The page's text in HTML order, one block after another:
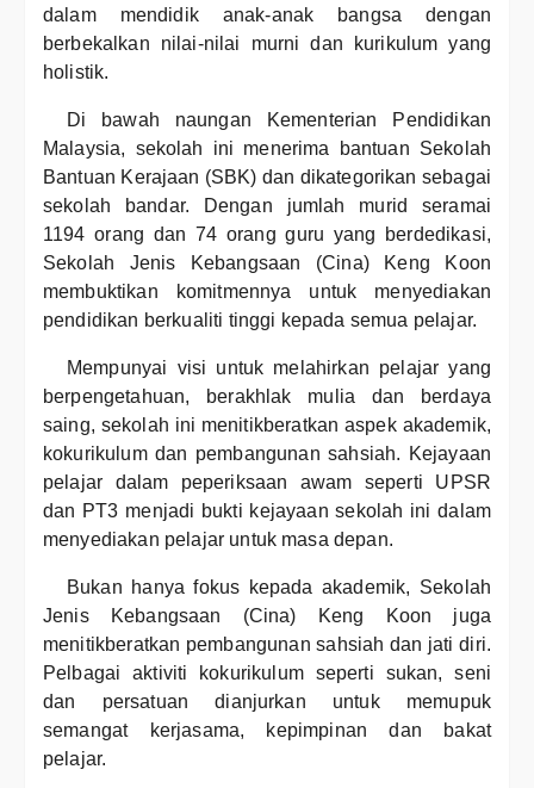
dalam mendidik anak-anak bangsa dengan
berbekalkan nilai-nilai murni dan kurikulum yang
holistik.
Di bawah naungan Kementerian Pendidikan
Malaysia, sekolah ini menerima bantuan Sekolah
Bantuan Kerajaan (SBK) dan dikategorikan sebagai
sekolah bandar. Dengan jumlah murid seramai
1194 orang dan 74 orang guru yang berdedikasi,
Sekolah Jenis Kebangsaan (Cina) Keng Koon
membuktikan komitmennya untuk menyediakan
pendidikan berkualiti tinggi kepada semua pelajar.
Mempunyai visi untuk melahirkan pelajar yang
berpengetahuan, berakhlak mulia dan berdaya
saing, sekolah ini menitikberatkan aspek akademik,
kokurikulum dan pembangunan sahsiah. Kejayaan
pelajar dalam peperiksaan awam seperti UPSR
dan PT3 menjadi bukti kejayaan sekolah ini dalam
menyediakan pelajar untuk masa depan.
Bukan hanya fokus kepada akademik, Sekolah
Jenis Kebangsaan (Cina) Keng Koon juga
menitikberatkan pembangunan sahsiah dan jati diri.
Pelbagai aktiviti kokurikulum seperti sukan, seni
dan persatuan dianjurkan untuk memupuk
semangat kerjasama, kepimpinan dan bakat
pelajar.